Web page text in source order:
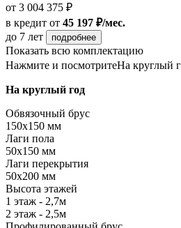
от 3 004 375 ₽
в кредит от 45 197 ₽/мес.
до 7 лет
подробнее
Показать всю комплектацию
Нажмите и посмотритеНа круглый
На круглый год
Обвязочный брус
150х150 мм
Лаги пола
50х150 мм
Лаги перекрытия
50х200 мм
Высота этажей
1 этаж - 2,7м
2 этаж - 2,5м